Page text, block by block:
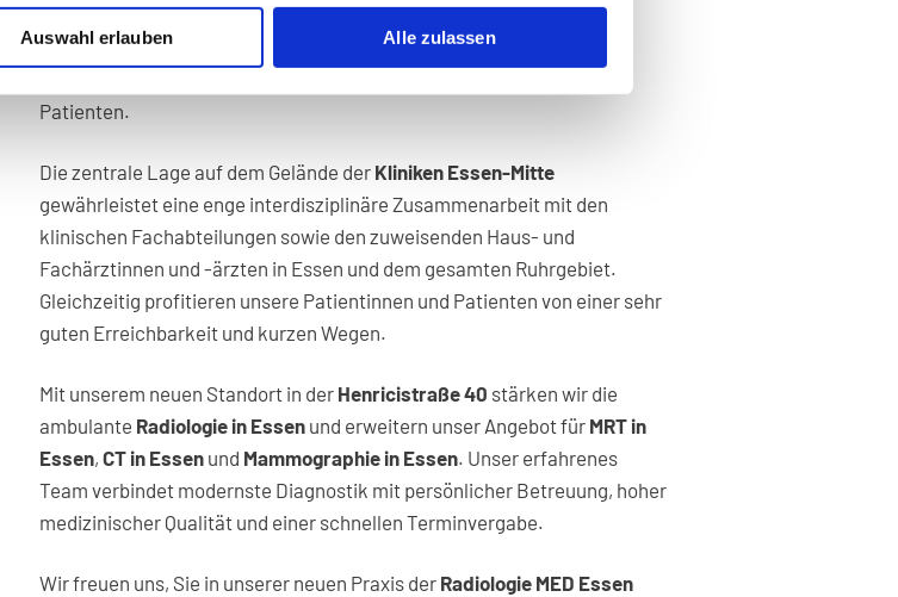
Auswahl erlauben Alle zulassen
dieMammographiemit modernster Medizintechnik. Hochauflösende
Bildgebung, kurze Untersuchungszeiten und eine präzise Diagnostik
Patienten.
Die zentrale Lage auf dem Gelände der Kliniken Essen-Mitte
gewährleistet eine enge interdisziplinäre Zusammenarbeit mit den
klinischen Fachabteilungen sowie den zuweisenden Haus- und
Fachärztinnen und -ärzten in Essen und dem gesamten Ruhrgebiet.
Gleichzeitig profitieren unsere Patientinnen und Patienten von einer sehr
guten Erreichbarkeit und kurzen Wegen.
Mit unserem neuen Standort in der Henricistraße 40 stärken wir die
ambulante Radiologie in Essenund erweitern unser Angebot für MRT in
Essen, CT in Essenund Mammographie in Essen. Unser erfahrenes
Team verbindet modernste Diagnostik mit persönlicher Betreuung, hoher
medizinischer Qualität und einer schnellen Terminvergabe.
Wir freuen uns, Sie in unserer neuen Praxis der Radiologie MED Essen